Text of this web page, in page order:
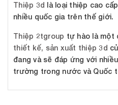
Thiệp 3d là loại thiệp cao
nhiều quốc gia trên thế giới.
Thiệp 2tgroup tự hào là một
thiết kế, sản xuất thiệp 3d
đang và sẽ đáp ứng với
trường trong nước và Quốc